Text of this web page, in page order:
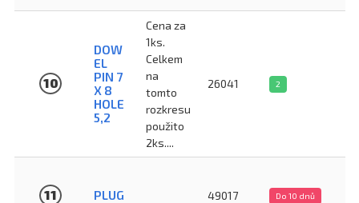
10
DOW
EL
PIN 7
X 8
HOLE
5,2
Cena za
1ks.
Celkem
na
tomto
rozkresu
použito
2ks....
26041 2
11 PLUG 49017 Do 10 dnů